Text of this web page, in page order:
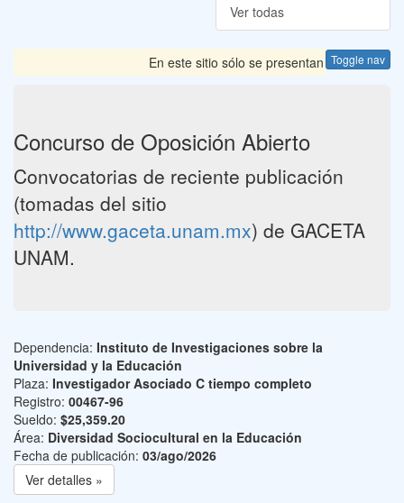
Ver todas
Toggle nav
En este sitio sólo se presentan las
Concurso de Oposición Abierto
Convocatorias de reciente publicación
(tomadas del sitio
http://www.gaceta.unam.mx) de GACETA
UNAM.
Dependencia: Instituto de Investigaciones sobre la
Universidad y la Educación
Plaza: Investigador Asociado C tiempo completo
Registro: 00467-96
Sueldo: $25,359.20
Área: Diversidad Sociocultural en la Educación
Fecha de publicación: 03/ago/2026
Ver detalles »